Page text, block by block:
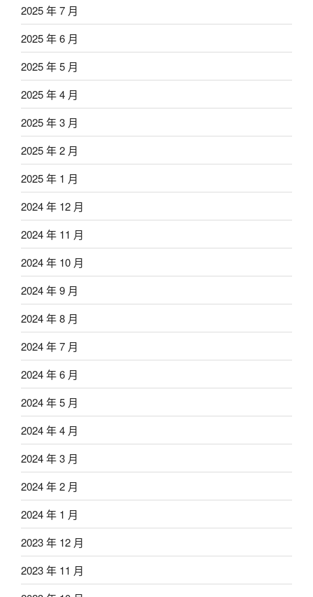
2025 年 7 月
2025 年 6 月
2025 年 5 月
2025 年 4 月
2025 年 3 月
2025 年 2 月
2025 年 1 月
2024 年 12 月
2024 年 11 月
2024 年 10 月
2024 年 9 月
2024 年 8 月
2024 年 7 月
2024 年 6 月
2024 年 5 月
2024 年 4 月
2024 年 3 月
2024 年 2 月
2024 年 1 月
2023 年 12 月
2023 年 11 月